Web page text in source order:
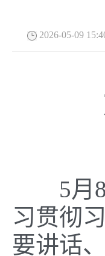
2026-05-09
5月
习贯彻
要讲话